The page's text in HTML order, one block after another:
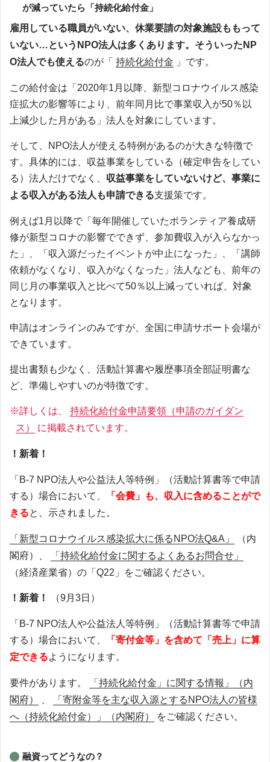
が減っていたら「持続化給付金」
雇用している職員がいない、休業要請の対象施設ももって
いない…というNPO法人は多くあります。そういったNP
O法人でも使えるのが「 持続化給付金 」です。
この給付金は「2020年1月以降、新型コロナウイルス感染
症拡大の影響等により、前年同月比で事業収入が50％以
上減少した月がある」法人を対象にしています。
そして、NPO法人が使える特例があるのが大きな特徴で
す。具体的には、収益事業をしている（確定申告をしてい
る）法人だけでなく、 収益事業をしていないけど、事業に
よる収入がある法人も申請できる支援策です。
例えば1月以降で「毎年開催していたボランティア養成研
修が新型コロナの影響でできず、参加費収入が入らなかっ
た」、「収入源だったイベントが中止になった」、「講師
依頼がなくなり、収入がなくなった」法人なども、前年の
同じ月の事業収入と比べて50％以上減っていれば、対象
となります。
申請はオンラインのみですが、全国に申請サポート会場が
できています。
提出書類も少なく、活動計算書や履歴事項全部証明書な
ど、準備しやすいのが特徴です。
※詳しくは、 持続化給付金申請要領（申請のガイダン
ス）
に掲載されています。
！新着！
「B-7 NPO法人や公益法人等特例」（活動計算書等で申請
する）場合において、
「会費」も、収入に含めることがで
きると、示されました。
「新型コロナウイルス感染拡大に係るNPO法Q&A」
（内
閣府）、
「持続化給付金に関するよくあるお問合せ」
（経済産業省）の「Q22」をご確認ください。
！新着！ （9月3日）
「B-7 NPO法人や公益法人等特例」（活動計算書等で申請
する）場合において、
「寄付金等」を含めて「売上」に算
定できるようになります。
要件があります。
「持続化給付金」に関する情報」（内
閣府）
「寄附金等を主な収入源とするNPO法人の皆様
へ（持続化給付金）」（内閣府）
をご確認ください。
融資ってどうなの？